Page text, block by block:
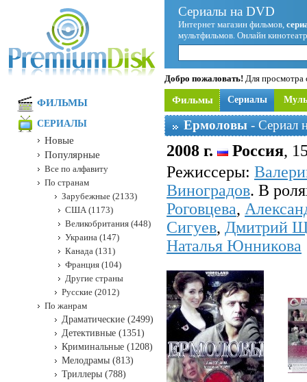
Сериалы на DVD
Интернет магазин фильмов,
мультфильмов. Онлайн
Добро пожаловать! Для просмотра
Фильмы Сериалы
Ермоловы - Сериал
2008 г. Россия,
Режисcеры:
Виноградов. В
Роговцева,
Сигуев, Дмитрий
Наталья Юнникова
ФИЛЬМЫ
СЕРИАЛЫ
Новые
Популярные
Все по алфавиту
По странам
Зарубежные (2133)
США (1173)
Великобритания (448)
Украина (147)
Канада (131)
Франция (104)
Другие страны
Русские (2012)
По жанрам
Драматические (2499)
Детективные (1351)
Криминальные (1208)
Мелодрамы (813)
Триллеры (788)